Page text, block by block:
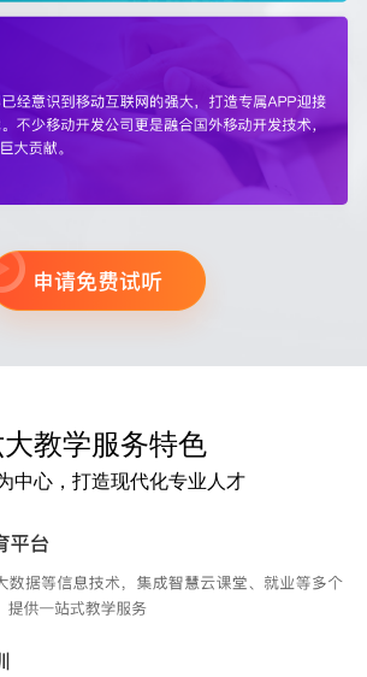
教学服务特色
中心，打造现代化专业人才